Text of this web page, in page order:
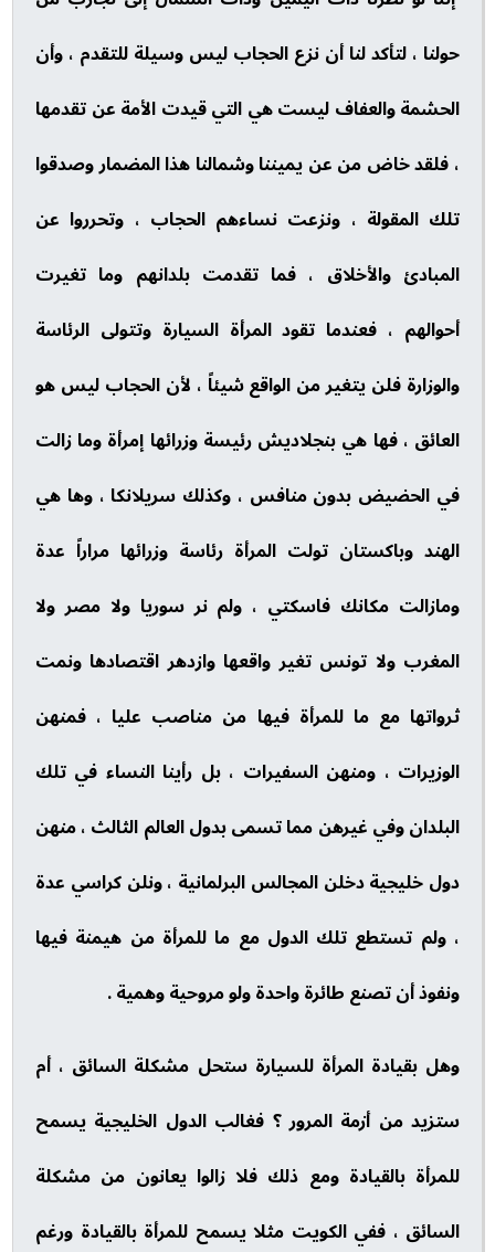
حولنا ، لتأكد لنا أن نزع الحجاب ليس وسيلة للتقدم ، وأن
الحشمة والعفاف ليست هي التي قيدت الأمة عن تقدمها
، فلقد خاض من عن يميننا وشمالنا هذا المضمار وصدقوا
تلك المقولة ، ونزعت نساءهم الحجاب ، وتحرروا عن
المبادئ والأخلاق ، فما تقدمت بلدانهم وما تغيرت
أحوالهم ، فعندما تقود المرأة السيارة وتتولى الرئاسة
والوزارة فلن يتغير من الواقع شيئاً ، لأن الحجاب ليس هو
العائق ، فها هي بنجلاديش رئيسة وزرائها إمرأة وما زالت
في الحضيض بدون منافس ، وكذلك سريلانكا ، وها هي
الهند وباكستان تولت المرأة رئاسة وزرائها مراراً عدة
ومازالت مكانك فاسكتي ، ولم نر سوريا ولا مصر ولا
المغرب ولا تونس تغير واقعها وازدهر اقتصادها ونمت
ثرواتها مع ما للمرأة فيها من مناصب عليا ، فمنهن
الوزيرات ، ومنهن السفيرات ، بل رأينا النساء في تلك
البلدان وفي غيرهن مما تسمى بدول العالم الثالث ، منهن
دول خليجية دخلن المجالس البرلمانية ، ونلن كراسي عدة
، ولم تستطع تلك الدول مع ما للمرأة من هيمنة فيها
ونفوذ أن تصنع طائرة واحدة ولو مروحية وهمية .
وهل بقيادة المرأة للسيارة ستحل مشكلة السائق ، أم
ستزيد من أزمة المرور ؟ فغالب الدول الخليجية يسمح
للمرأة بالقيادة ومع ذلك فلا زالوا يعانون من مشكلة
السائق ، ففي الكويت مثلا يسمح للمرأة بالقيادة ورغم